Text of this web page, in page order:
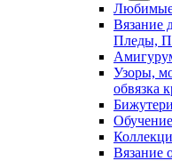
Любимые
Вязание
Пледы,
Узоры,
обвязка
Вязание